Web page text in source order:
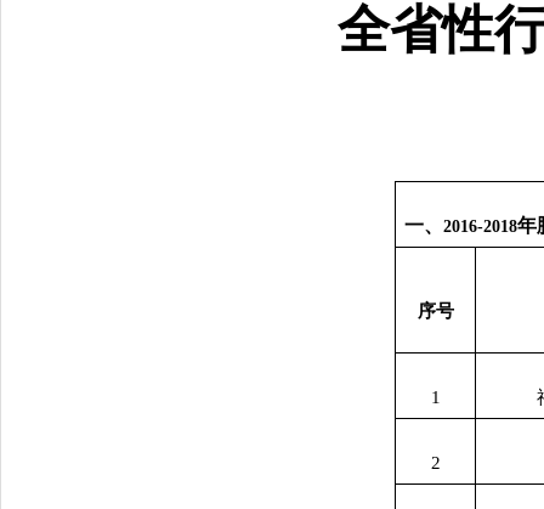
全省性
一、2016-2018年
序号
1
2